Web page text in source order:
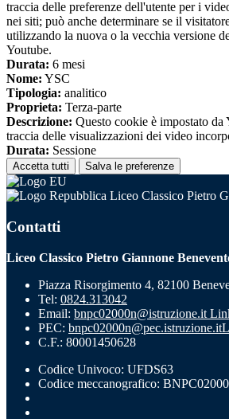
traccia delle preferenze dell'utente per i
nei siti; può anche determinare se il
utilizzando la nuova o la vecchia versione
Youtube.
Durata: 6 mesi
Nome: YSC
Tipologia: analitico
Proprieta: Terza-parte
Descrizione: Questo cookie è impostato da
traccia delle visualizzazioni dei video
Durata: Sessione
Accetta tutti Salva le preferenze
Liceo Classico Pietro
Contatti
Liceo Classico Pietro Giannone
Piazza Risorgimento 4, 82100
Tel: 0824.313042
Email: bnpc02000n@istruzione.it
PEC: bnpc02000n@pec.istruzione.it
C.F.: 80001450628
Codice Univoco: UFDS63
Codice meccanografico: